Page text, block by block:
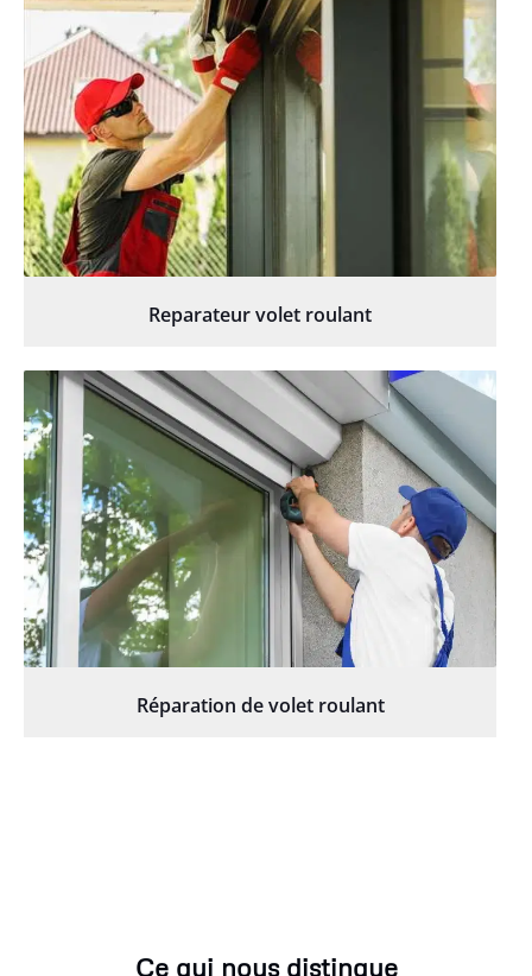
Reparateur volet roulant
Réparation de volet roulant
Ce qui nous distingue